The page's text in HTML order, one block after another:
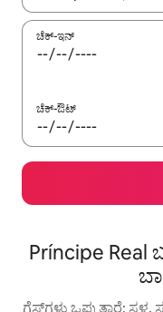
ಚೆಕ್-ಇನ್
ಚೆಕ್-ಔಟ್
Príncipe
ಗೆಸ್ಟ್‌ಗಳು ಒಪ್ಪುತ್ತಾರೆ: